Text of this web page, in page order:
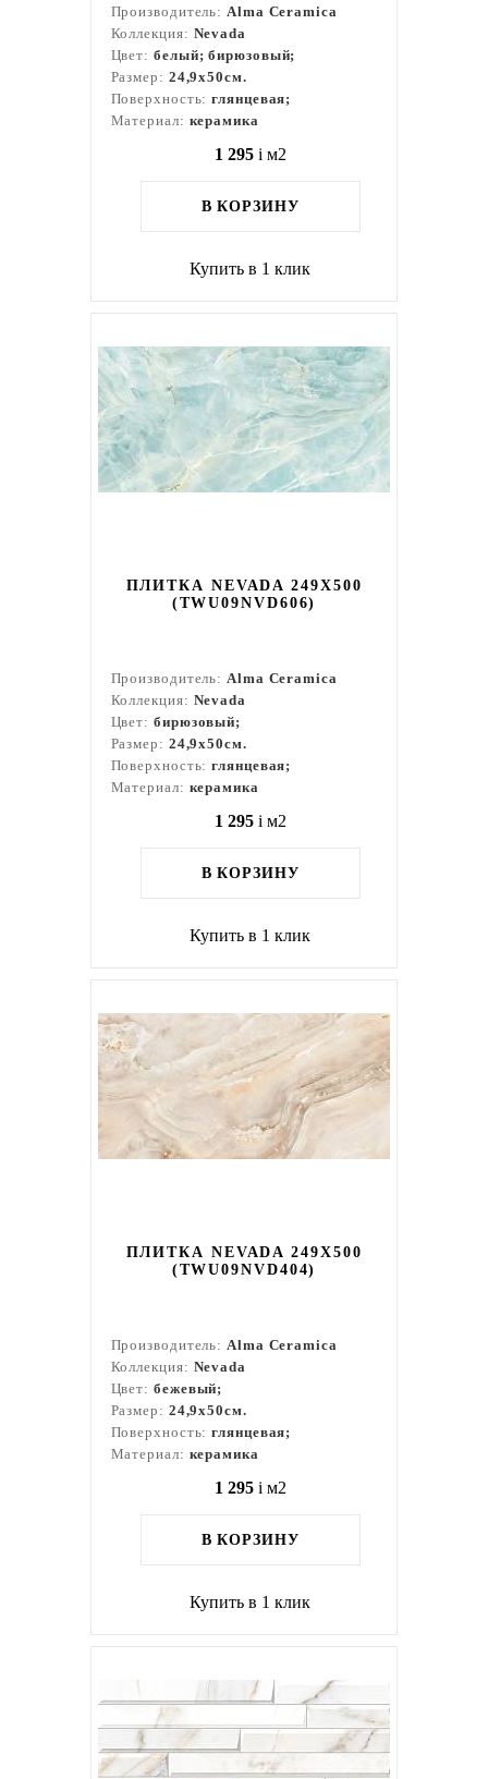
Производитель:Alma Ceramica
Коллекция: Nevada
Цвет: белый; бирюзовый;
Размер: 24,9x50см.
Поверхность:глянцевая;
Материал: керамика
1 295 i м2
В КОРЗИНУ
Купить в 1 клик
ПЛИТКА NEVADA 249X500
(TWU09NVD606)
Производитель:Alma Ceramica
Коллекция: Nevada
Цвет: бирюзовый;
Размер: 24,9x50см.
Поверхность:глянцевая;
Материал: керамика
1 295 i м2
В КОРЗИНУ
Купить в 1 клик
ПЛИТКА NEVADA 249X500
(TWU09NVD404)
Производитель:Alma Ceramica
Коллекция: Nevada
Цвет: бежевый;
Размер: 24,9x50см.
Поверхность:глянцевая;
Материал: керамика
1 295 i м2
В КОРЗИНУ
Купить в 1 клик